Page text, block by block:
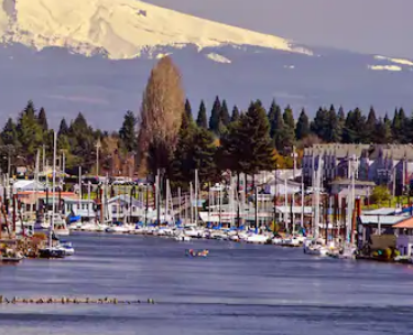
hacia arriba y hacia abajo o explorá deslizando el dedo.